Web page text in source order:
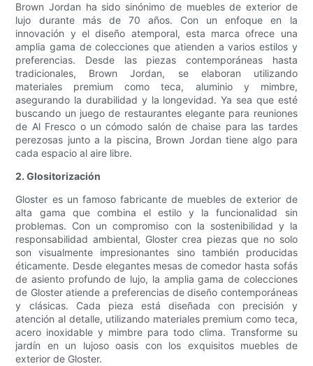
Brown Jordan ha sido sinónimo de muebles de exterior de
lujo durante más de 70 años. Con un enfoque en la
innovación y el diseño atemporal, esta marca ofrece una
amplia gama de colecciones que atienden a varios estilos y
preferencias. Desde las piezas contemporáneas hasta
tradicionales, Brown Jordan, se elaboran utilizando
materiales premium como teca, aluminio y mimbre,
asegurando la durabilidad y la longevidad. Ya sea que esté
buscando un juego de restaurantes elegante para reuniones
de Al Fresco o un cómodo salón de chaise para las tardes
perezosas junto a la piscina, Brown Jordan tiene algo para
cada espacio al aire libre.
2. Glositorización
Gloster es un famoso fabricante de muebles de exterior de
alta gama que combina el estilo y la funcionalidad sin
problemas. Con un compromiso con la sostenibilidad y la
responsabilidad ambiental, Gloster crea piezas que no solo
son visualmente impresionantes sino también producidas
éticamente. Desde elegantes mesas de comedor hasta sofás
de asiento profundo de lujo, la amplia gama de colecciones
de Gloster atiende a preferencias de diseño contemporáneas
y clásicas. Cada pieza está diseñada con precisión y
atención al detalle, utilizando materiales premium como teca,
acero inoxidable y mimbre para todo clima. Transforme su
jardín en un lujoso oasis con los exquisitos muebles de
exterior de Gloster.